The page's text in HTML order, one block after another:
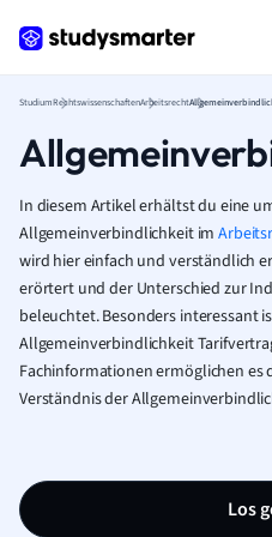
StudiumRechtswissenschaftenArbeitsrecht
In diesem Artikel erhältst du eine
Allgemeinverbindlichkeit im
wird hier einfach und verständlich
erörtert und der Unterschied zur
beleuchtet. Besonders interessant
Allgemeinverbindlichkeit
Fachinformationen ermöglichen es
Verständnis der
Los